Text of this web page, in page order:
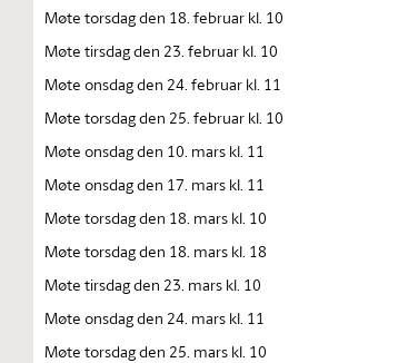
Møte torsdag den 18. februar kl. 10
Møte tirsdag den 23. februar kl. 10
Møte onsdag den 24. februar kl. 11
Møte torsdag den 25. februar kl. 10
Møte onsdag den 10. mars kl. 11
Møte onsdag den 17. mars kl. 11
Møte torsdag den 18. mars kl. 10
Møte torsdag den 18. mars kl. 18
Møte tirsdag den 23. mars kl. 10
Møte onsdag den 24. mars kl. 11
Møte torsdag den 25. mars kl. 10